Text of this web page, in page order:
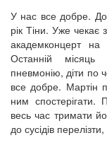
У нас все добре. До
рік Тіни. Уже чекає
академконцерт
Останній
пневмонію, діти по
все добре. Мартін
ним спостерігати.
весь час тримати
до сусідів